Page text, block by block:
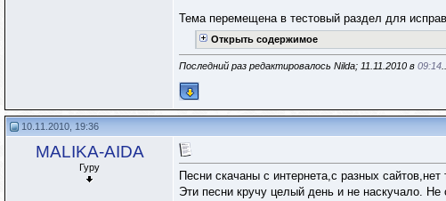
Тема перемещена в тестовый раздел для
Открыть содержимое
Последний раз редактировалось Nilda; 11.11.2010 в 09:14
10.11.2010, 19:36
MALIKA-AIDA
Гуру
Песни скачаны с интернета,с разных
Эти песни кручу целый день и не наскучало.